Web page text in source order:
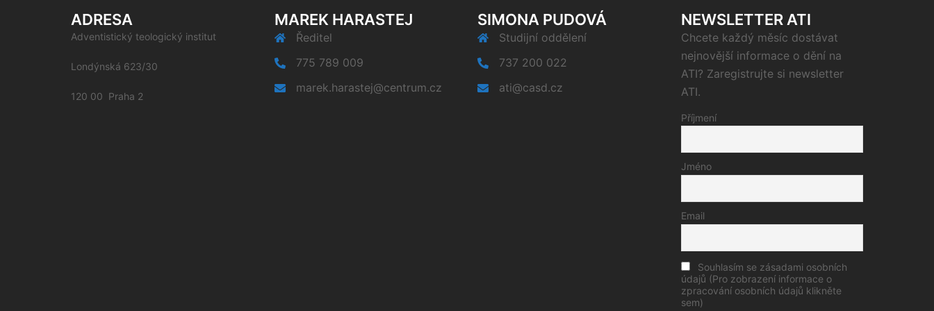
ADRESA
Adventistický teologický institut
Londýnská 623/30
120 00 Praha 2
MAREK HARASTEJ
Ředitel
775 789 009
marek.harastej@centrum.cz
SIMONA PUDOVÁ
Studijní oddělení
737 200 022
ati@casd.cz
NEWSLETTER ATI
Chcete každý měsíc dostávat
nejnovější informace o dění na
ATI? Zaregistrujte si newsletter
ATI.
Příjmení
Jméno
Email
Souhlasím se zásadami osobních
údajů (Pro zobrazení informace o
zpracování osobních údajů klikněte
sem)